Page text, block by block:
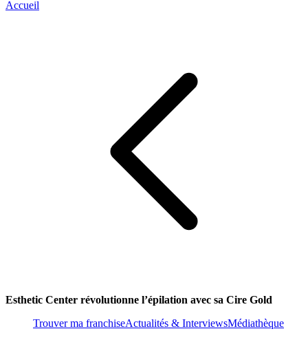
Accueil
Esthetic Center révolutionne l’épilation avec sa Cire Gold
Trouver ma franchiseActualités & InterviewsMédiathèque